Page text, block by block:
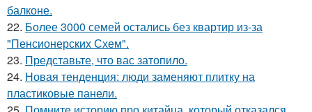
балконе.
22. Более 3000 семей остались без квартир из-за
"Пенсионерских Схем".
23. Представьте, что вас затопило.
24. Новая тенденция: люди заменяют плитку на
пластиковые панели.